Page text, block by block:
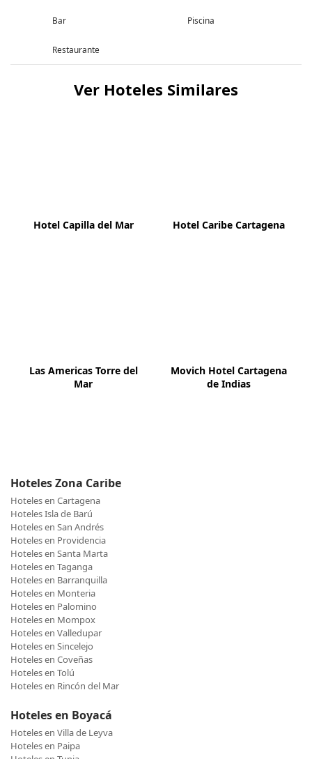
Bar Piscina
Restaurante
Ver Hoteles Similares
Hotel Capilla del Mar Hotel Caribe Cartagena
Las Americas Torre del
Mar
Movich Hotel Cartagena
de Indias
Hoteles Zona Caribe
Hoteles en Cartagena
Hoteles Isla de Barú
Hoteles en San Andrés
Hoteles en Providencia
Hoteles en Santa Marta
Hoteles en Taganga
Hoteles en Barranquilla
Hoteles en Monteria
Hoteles en Palomino
Hoteles en Mompox
Hoteles en Valledupar
Hoteles en Sincelejo
Hoteles en Coveñas
Hoteles en Tolú
Hoteles en Rincón del Mar
Hoteles en Boyacá
Hoteles en Villa de Leyva
Hoteles en Paipa